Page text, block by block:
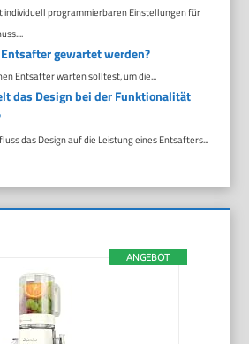
individuell programmierbaren Einstellungen für
gewartet werden?
Entsafter warten solltest, um die...
das Design bei der Funktionalität
das Design auf die Leistung eines Entsafters...
ANGEBOT